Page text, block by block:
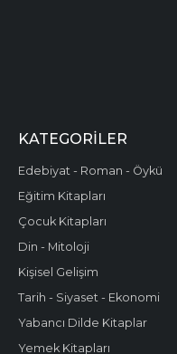
KATEGORILER
Edebiyat - Roman - Öykü
Eğitim Kitapları
Çocuk Kitapları
Din - Mitoloji
Kişisel Gelişim
Tarih - Siyaset - Ekonomi
Yabancı Dilde Kitaplar
Yemek Kitapları